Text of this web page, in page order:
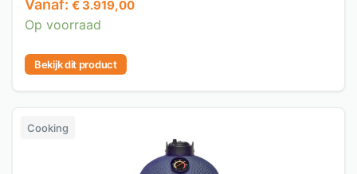
Vanaf: € 3.919,00
Op voorraad
Bekijk dit product
Cooking